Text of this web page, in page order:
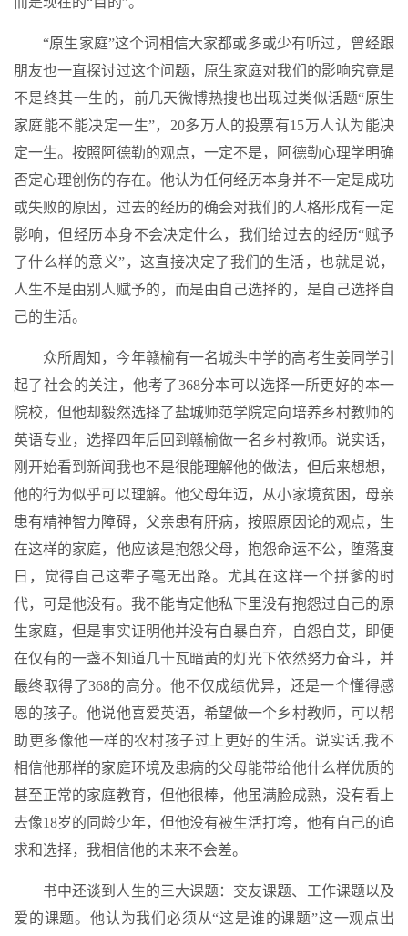
“原生家庭”这个词相信大家都或多或少有听过，曾经跟
朋友也一直探讨过这个问题，原生家庭对我们的影响究竟是
不是终其一生的，前几天微博热搜也出现过类似话题“原生
家庭能不能决定一生”，20多万人的投票有15万人认为能决
定一生。按照阿德勒的观点，一定不是，阿德勒心理学明确
否定心理创伤的存在。他认为任何经历本身并不一定是成功
或失败的原因，过去的经历的确会对我们的人格形成有一定
影响，但经历本身不会决定什么，我们给过去的经历“赋予
了什么样的意义”，这直接决定了我们的生活，也就是说，
人生不是由别人赋予的，而是由自己选择的，是自己选择自
己的生活。
众所周知，今年赣榆有一名城头中学的高考生姜同学引
起了社会的关注，他考了368分本可以选择一所更好的本一
院校，但他却毅然选择了盐城师范学院定向培养乡村教师的
英语专业，选择四年后回到赣榆做一名乡村教师。说实话，
刚开始看到新闻我也不是很能理解他的做法，但后来想想，
他的行为似乎可以理解。他父母年迈，从小家境贫困，母亲
患有精神智力障碍，父亲患有肝病，按照原因论的观点，生
在这样的家庭，他应该是抱怨父母，抱怨命运不公，堕落度
日，觉得自己这辈子毫无出路。尤其在这样一个拼爹的时
代，可是他没有。我不能肯定他私下里没有抱怨过自己的原
生家庭，但是事实证明他并没有自暴自弃，自怨自艾，即便
在仅有的一盏不知道几十瓦暗黄的灯光下依然努力奋斗，并
最终取得了368的高分。他不仅成绩优异，还是一个懂得感
恩的孩子。他说他喜爱英语，希望做一个乡村教师，可以帮
助更多像他一样的农村孩子过上更好的生活。说实话,我不
相信他那样的家庭环境及患病的父母能带给他什么样优质的
甚至正常的家庭教育，但他很棒，他虽满脸成熟，没有看上
去像18岁的同龄少年，但他没有被生活打垮，他有自己的追
求和选择，我相信他的未来不会差。
书中还谈到人生的三大课题：交友课题、工作课题以及
爱的课题。他认为我们必须从“这是谁的课题”这一观点出